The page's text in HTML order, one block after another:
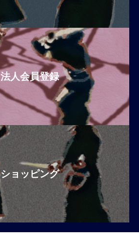
法人会員登録
ショッピング